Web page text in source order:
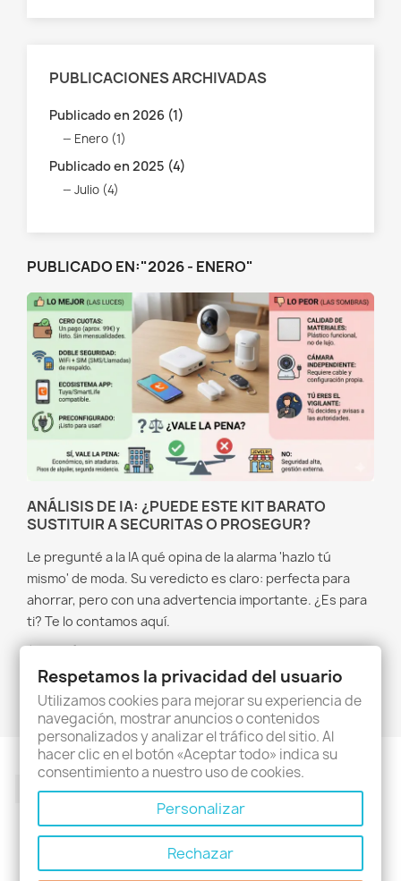
PUBLICACIONES ARCHIVADAS
Publicado en 2026 (1)
Enero (1)
Publicado en 2025 (4)
Julio (4)
PUBLICADO EN:"2026 - ENERO"
ANÁLISIS DE IA: ¿PUEDE ESTE KIT BARATO
SUSTITUIR A SECURITAS O PROSEGUR?
Le pregunté a la IA qué opina de la alarma 'hazlo tú
mismo' de moda. Su veredicto es claro: perfecta para
ahorrar, pero con una advertencia importante. ¿Es para
ti? Te lo contamos aquí.
Leer más
FacebookTwitter Rss YouTubePinterestInstagram
Respetamos la privacidad del usuario
Utilizamos cookies para mejorar su experiencia de
navegación, mostrar anuncios o contenidos
personalizados y analizar el tráfico del sitio. Al
hacer clic en el botón «Aceptar todo» indica su
consentimiento a nuestro uso de cookies.
Personalizar
Rechazar